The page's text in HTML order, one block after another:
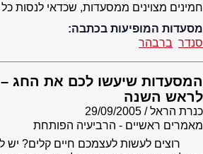
חמינים מצוינים ממסעדות, שכדאי לנסות כל
מסעדות המופיעות בכתבה:
סנדר ברבהר
המסעדות שיעשו לכם את החג –
לראש השנה
כנרת הראל
29/09/2005
מאמרים ראשיים - הרביעיה הפותחת
רוצים לעשות לעצמכם חיים קלים? יש